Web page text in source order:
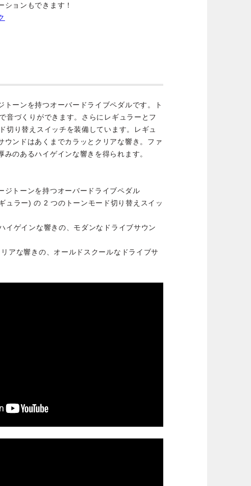
ションもできます！
トーンを持つオーバードライブペダルです。ト
音づくりができます。さらにレギュラーとフ
切り替えスイッチを装備しています。レギュ
ウンドはあくまでカラッとクリアな響き。ファ
みのあるハイゲインな響きを得られます。
ジトーンを持つオーバードライブペダル
ュラー) の 2 つのトーンモード切り替えスイッ
イゲインな響きの、モダンなドライブサウン
アな響きの、オールドスクールなドライブサ